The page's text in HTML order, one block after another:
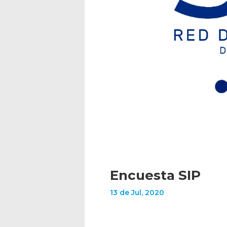
Encuesta SIP
13 de Jul, 2020